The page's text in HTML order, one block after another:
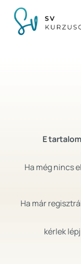
E
Ha még nincs
Ha már
kérlek